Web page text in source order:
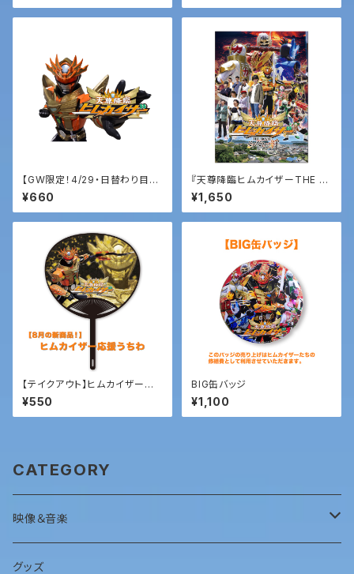
【GW限定！4/29・日替わり目玉
商品！】ヒムカイザーフェイスペ
イントシール
¥660
『天尊降臨ヒムカイザーTHE M
OVIE それぞれの絆』映画パンフ
レット
¥1,650
【テイクアウト】ヒムカイザー応
援うちわ
¥550
BIG缶バッジ
¥1,100
CATEGORY
映像＆音楽
ＤＶＤ
グッズ